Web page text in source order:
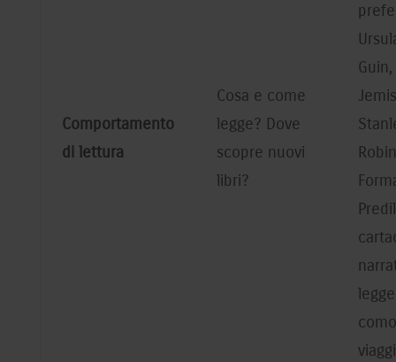
Comportamento
di lettura
Cosa e come
legge? Dove
scopre nuovi
libri?
Guin,